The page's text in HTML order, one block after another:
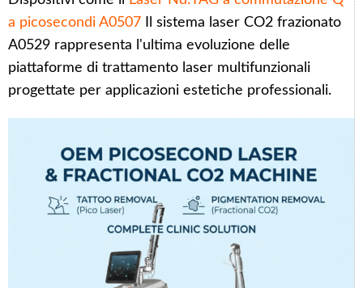
a picosecondi A0507 Il sistema laser CO2 frazionato
A0529 rappresenta l'ultima evoluzione delle
piattaforme di trattamento laser multifunzionali
progettate per applicazioni estetiche professionali.